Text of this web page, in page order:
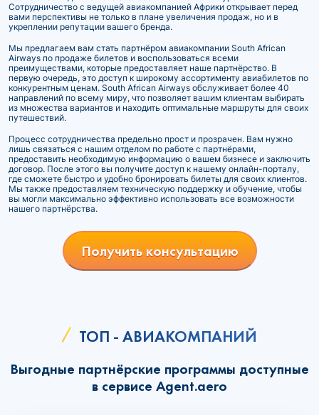
Сотрудничество с ведущей авиакомпанией Африки открывает перед
вами перспективы не только в плане увеличения продаж, но и в
укреплении репутации вашего бренда.
Мы предлагаем вам стать партнёром авиакомпании South African
Airways по продаже билетов и воспользоваться всеми
преимуществами, которые предоставляет наше партнёрство. В
первую очередь, это доступ к широкому ассортименту авиабилетов по
конкурентным ценам. South African Airways обслуживает более 40
направлений по всему миру, что позволяет вашим клиентам выбирать
из множества вариантов и находить оптимальные маршруты для своих
путешествий.
Процесс сотрудничества предельно прост и прозрачен. Вам нужно
лишь связаться с нашим отделом по работе с партнёрами,
предоставить необходимую информацию о вашем бизнесе и заключить
договор. После этого вы получите доступ к нашему онлайн-порталу,
где сможете быстро и удобно бронировать билеты для своих клиентов.
Мы также предоставляем техническую поддержку и обучение, чтобы
вы могли максимально эффективно использовать все возможности
нашего партнёрства.
Получить консультацию
ТОП - АВИАКОМПАНИЙ
Выгодные партнёрские программы доступные
в сервисе Agent.aero